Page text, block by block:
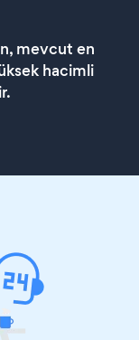
mevcut en
hacimli